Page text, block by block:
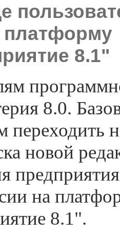
платформу
8.1"
8.0.
переходить
новой
на
8.1".